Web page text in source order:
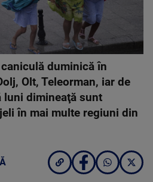
duminică în
Olt, Teleorman, iar de
luni dimineaţă sunt
în mai multe regiuni din